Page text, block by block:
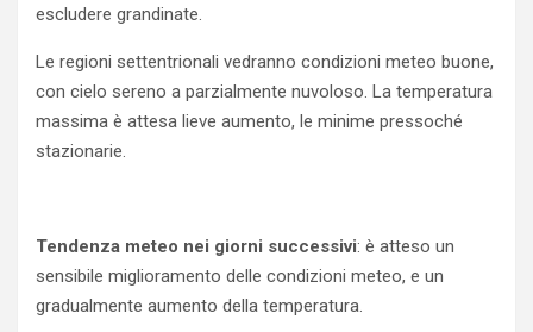
escludere grandinate.
Le regioni settentrionali vedranno condizioni meteo buone,
con cielo sereno a parzialmente nuvoloso. La temperatura
massima è attesa lieve aumento, le minime pressoché
stazionarie.
Tendenza meteo nei giorni successivi: è atteso un
sensibile miglioramento delle condizioni meteo, e un
gradualmente aumento della temperatura.